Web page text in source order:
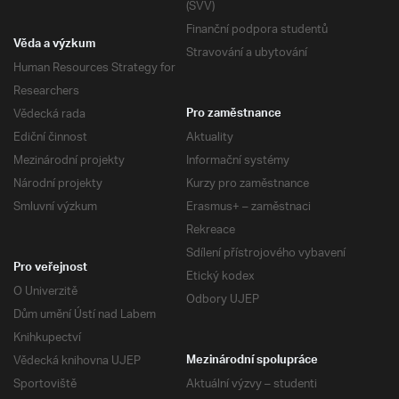
(SVV)
Finanční podpora studentů
Stravování a ubytování
Věda a výzkum
Human Resources Strategy for
Researchers
Vědecká rada
Ediční činnost
Mezinárodní projekty
Národní projekty
Smluvní výzkum
Pro zaměstnance
Aktuality
Informační systémy
Kurzy pro zaměstnance
Erasmus+ – zaměstnaci
Rekreace
Sdílení přístrojového vybavení
Etický kodex
Odbory UJEP
Pro veřejnost
O Univerzitě
Dům umění Ústí nad Labem
Knihkupectví
Vědecká knihovna UJEP
Sportoviště
Mezinárodní spolupráce
Aktuální výzvy – studenti